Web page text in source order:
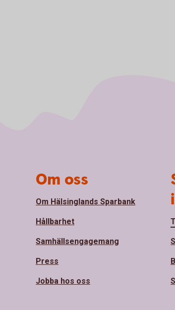
Om oss
Om Hälsinglands Sparbank
Hållbarhet
Samhällsengagemang
Press
Jobba hos oss